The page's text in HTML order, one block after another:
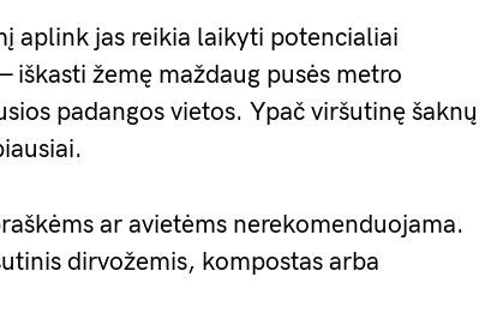
aplink jas reikia laikyti potencialiai
žemę maždaug pusės metro
padangos vietos. Ypač viršutinę šaknų
ar avietėms nerekomenduojama.
dirvožemis, kompostas arba